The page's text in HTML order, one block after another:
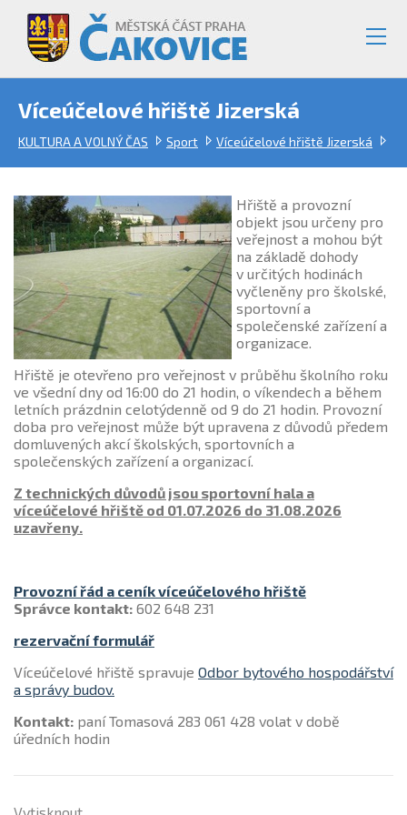
Víceúčelové hřiště Jizerská
KULTURA A VOLNÝ ČAS Sport Víceúčelové hřiště Jizerská
Hřiště a provozní
objekt jsou určeny pro
veřejnost a mohou být
na základě dohody
v určitých hodinách
vyčleněny pro školské,
sportovní a
společenské zařízení a
organizace.
Hřiště je otevřeno pro veřejnost v průběhu školního roku
ve všední dny od 16:00 do 21 hodin, o víkendech a během
letních prázdnin celotýdenně od 9 do 21 hodin. Provozní
doba pro veřejnost může být upravena z důvodů předem
domluvených akcí školských, sportovních a
společenských zařízení a organizací.
Z technických důvodů jsou sportovní hala a
víceúčelové hřiště od 01.07.2026 do 31.08.2026
uzavřeny.
Provozní řád a ceník víceúčelového hřiště
Správce kontakt: 602 648 231
rezervační formulář
Víceúčelové hřiště spravuje Odbor bytového hospodářství
a správy budov.
Kontakt: paní Tomasová 283 061 428 volat v době
úředních hodin